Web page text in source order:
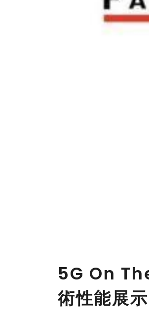
5G On
術性能展示